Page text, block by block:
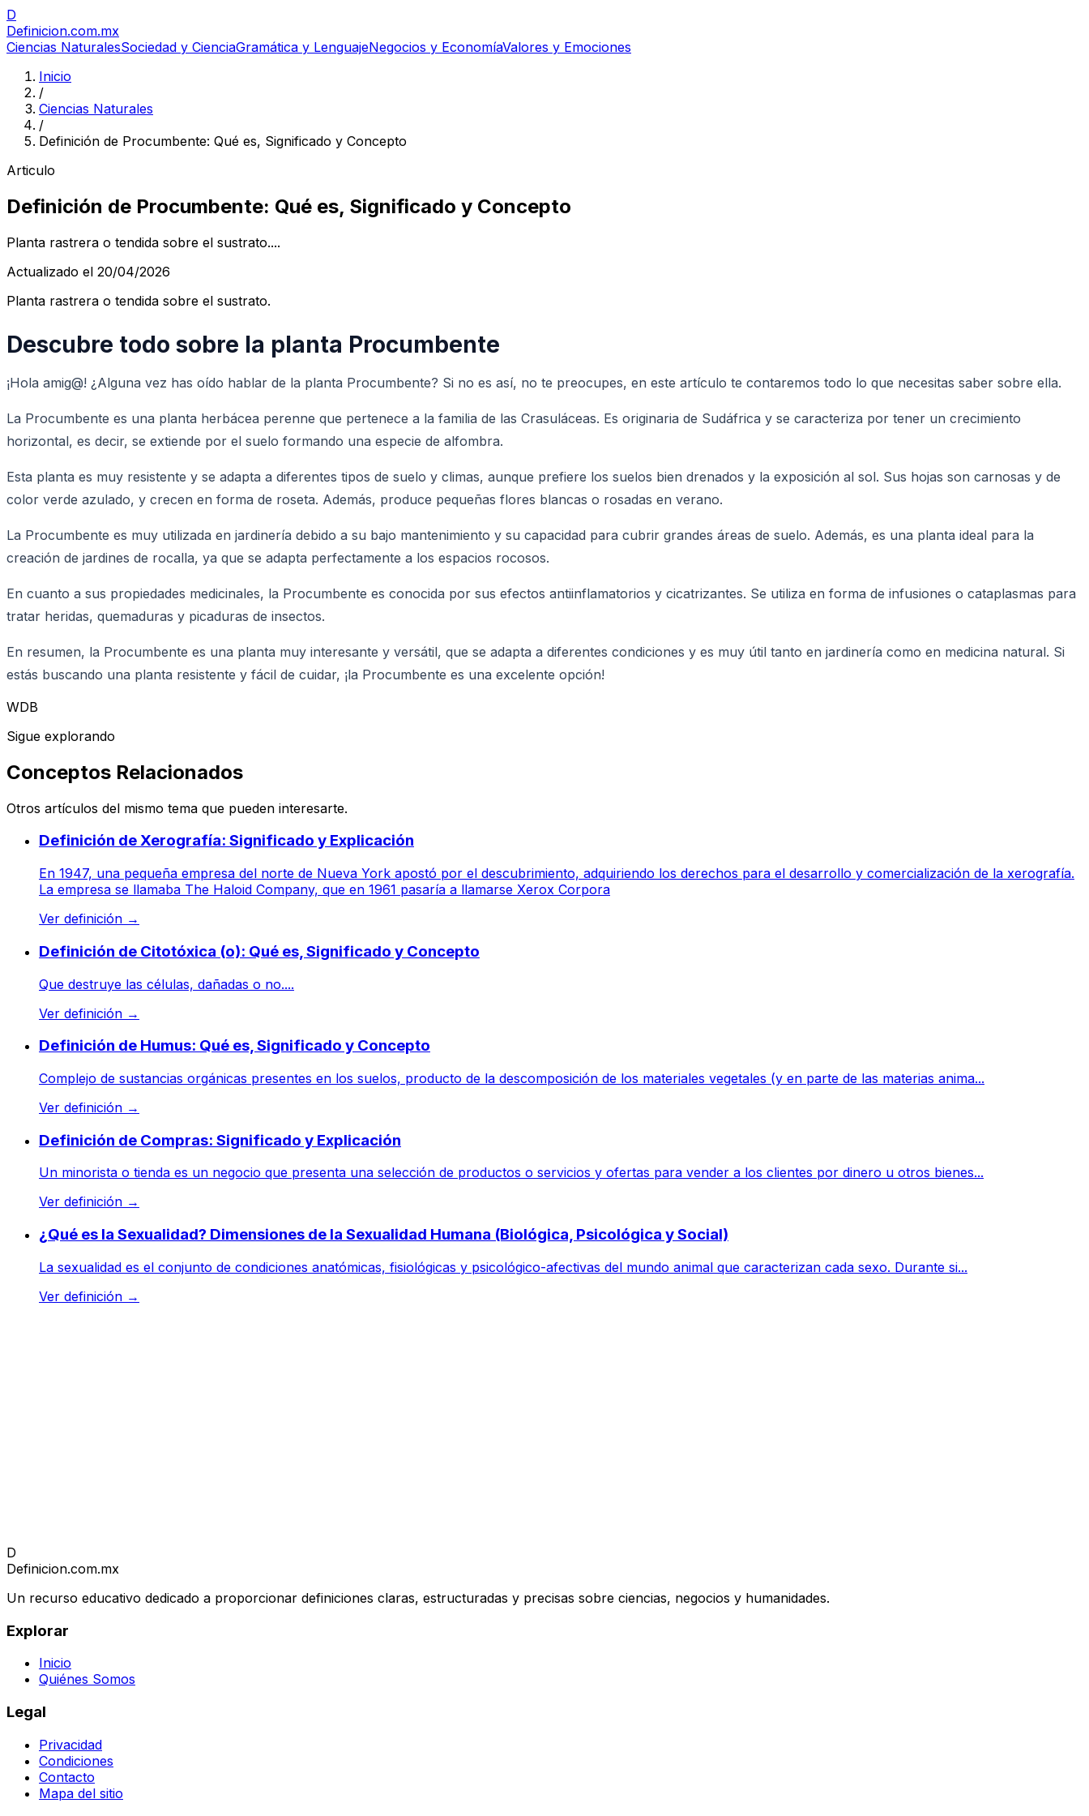
D
Definicion.com.mx
Ciencias NaturalesSociedad y CienciaGramática y LenguajeNegocios y EconomíaValores y Emociones
Inicio
/
Ciencias Naturales
/
Definición de Procumbente: Qué es, Significado y Concepto
Articulo
Definición de Procumbente: Qué es, Significado y Concepto
Planta rastrera o tendida sobre el sustrato....
Actualizado el 20/04/2026
Planta rastrera o tendida sobre el sustrato.
Descubre todo sobre la planta Procumbente
¡Hola amig@! ¿Alguna vez has oído hablar de la planta Procumbente? Si no es así, no te preocupes, en este artículo te contaremos todo lo que necesitas saber sobre ella.
La Procumbente es una planta herbácea perenne que pertenece a la familia de las Crasuláceas. Es originaria de Sudáfrica y se caracteriza por tener un crecimiento
horizontal, es decir, se extiende por el suelo formando una especie de alfombra.
Esta planta es muy resistente y se adapta a diferentes tipos de suelo y climas, aunque prefiere los suelos bien drenados y la exposición al sol. Sus hojas son carnosas y de
color verde azulado, y crecen en forma de roseta. Además, produce pequeñas flores blancas o rosadas en verano.
La Procumbente es muy utilizada en jardinería debido a su bajo mantenimiento y su capacidad para cubrir grandes áreas de suelo. Además, es una planta ideal para la
creación de jardines de rocalla, ya que se adapta perfectamente a los espacios rocosos.
En cuanto a sus propiedades medicinales, la Procumbente es conocida por sus efectos antiinflamatorios y cicatrizantes. Se utiliza en forma de infusiones o cataplasmas para
tratar heridas, quemaduras y picaduras de insectos.
En resumen, la Procumbente es una planta muy interesante y versátil, que se adapta a diferentes condiciones y es muy útil tanto en jardinería como en medicina natural. Si
estás buscando una planta resistente y fácil de cuidar, ¡la Procumbente es una excelente opción!
WDB
Sigue explorando
Conceptos Relacionados
Otros artículos del mismo tema que pueden interesarte.
Definición de Xerografía: Significado y Explicación
En 1947, una pequeña empresa del norte de Nueva York apostó por el descubrimiento, adquiriendo los derechos para el desarrollo y comercialización de la xerografía.
La empresa se llamaba The Haloid Company, que en 1961 pasaría a llamarse Xerox Corpora
Ver definición →
Definición de Citotóxica (o): Qué es, Significado y Concepto
Que destruye las células, dañadas o no....
Ver definición →
Definición de Humus: Qué es, Significado y Concepto
Complejo de sustancias orgánicas presentes en los suelos, producto de la descomposición de los materiales vegetales (y en parte de las materias anima...
Ver definición →
Definición de Compras: Significado y Explicación
Un minorista o tienda es un negocio que presenta una selección de productos o servicios y ofertas para vender a los clientes por dinero u otros bienes...
Ver definición →
¿Qué es la Sexualidad? Dimensiones de la Sexualidad Humana (Biológica, Psicológica y Social)
La sexualidad es el conjunto de condiciones anatómicas, fisiológicas y psicológico-afectivas del mundo animal que caracterizan cada sexo. Durante si...
Ver definición →
D
Definicion.com.mx
Un recurso educativo dedicado a proporcionar definiciones claras, estructuradas y precisas sobre ciencias, negocios y humanidades.
Explorar
Inicio
Quiénes Somos
Legal
Privacidad
Condiciones
Contacto
Mapa del sitio